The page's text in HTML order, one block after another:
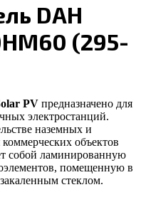
DAH
(295-
PV предназначено для
электростанций.
наземных и
объектов
собой ламинированную
помещенную в
стеклом.